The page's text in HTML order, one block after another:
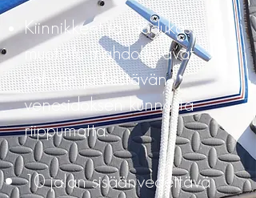
Kiinnikkeet ja laadukas
muotoilu mahdollistavat
vahvan ja kestävän
venesidoksen kunnosta
riippumatta.
10 jalan sisäänvedettävä